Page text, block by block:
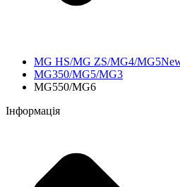
MG HS/MG ZS/MG4/
MG350/MG5/MG3
MG550/MG6
Інформація